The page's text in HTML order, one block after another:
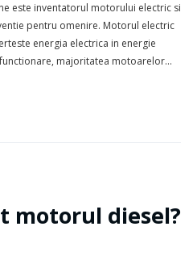
este inventatorul motorului electric si
pentru omenire. Motorul electric
energia electrica in energie
majoritatea motoarelor…
motorul diesel?